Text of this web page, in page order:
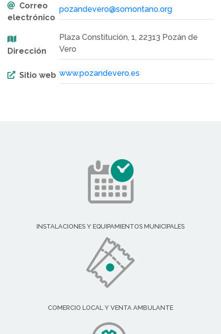
Correo
electrónico
pozandevero@somontano.org
Dirección
Plaza Constitución, 1, 22313 Pozán de
Vero
Sitio web www.pozandevero.es
INSTALACIONES Y EQUIPAMIENTOS MUNICIPALES
COMERCIO LOCAL Y VENTA AMBULANTE